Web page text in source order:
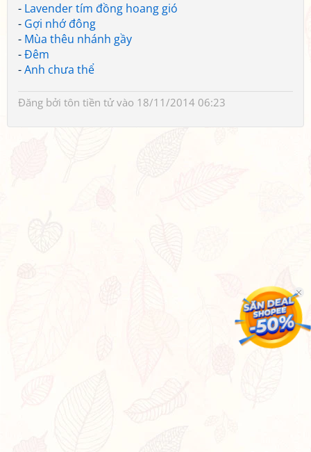
- Lavender tím đồng hoang gió
- Gợi nhớ đông
- Mùa thêu nhánh gầy
-Đêm
-Anh chưa thể
Đăng bởi tôn tiền tửvào 18/11/2014 06:23